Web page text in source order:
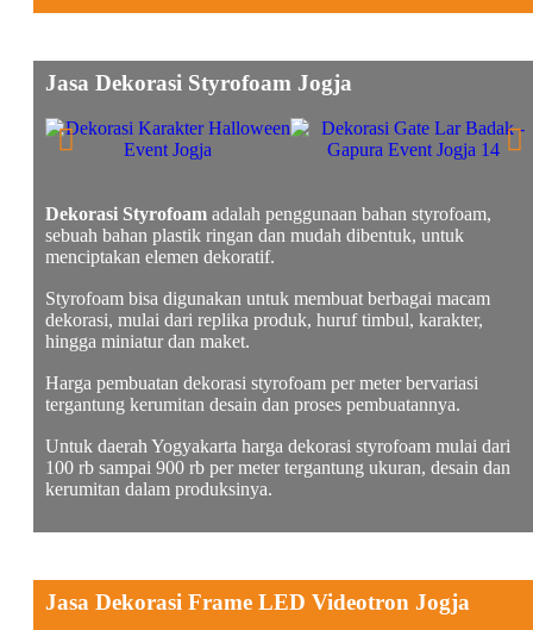
Jasa Dekorasi Styrofoam Jogja
Dekorasi Styrofoam adalah penggunaan bahan styrofoam,
sebuah bahan plastik ringan dan mudah dibentuk, untuk
menciptakan elemen dekoratif.
Styrofoam bisa digunakan untuk membuat berbagai macam
dekorasi, mulai dari replika produk, huruf timbul, karakter,
hingga miniatur dan maket.
Harga pembuatan dekorasi styrofoam per meter bervariasi
tergantung kerumitan desain dan proses pembuatannya.
Untuk daerah Yogyakarta harga dekorasi styrofoam mulai dari
100 rb sampai 900 rb per meter tergantung ukuran, desain dan
kerumitan dalam produksinya.
Jasa Dekorasi Frame LED Videotron Jogja